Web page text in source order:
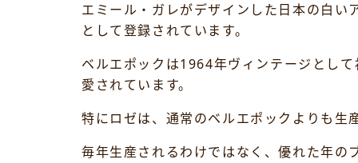
エミール・ガレがデザインした日本の白い
として登録されています。
ベルエポックは1964年ヴィンテージとし
愛されています。
特にロゼは、通常のベルエポックよりも生
毎年生産されるわけではなく、優れた年の